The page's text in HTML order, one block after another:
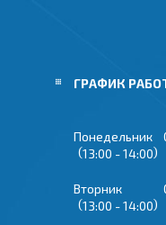
ГРАФИК
Понедельник
13:00
14:00
Вторник
13:00
14:00